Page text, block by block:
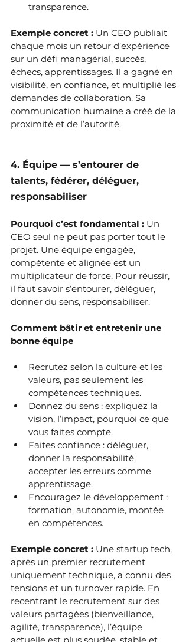
transparence.
Exemple concret : Un CEO publiait
chaque mois un retour d’expérience
sur un défi managérial, succès,
échecs, apprentissages. Il a gagné en
visibilité, en confiance, et multiplié les
demandes de collaboration. Sa
communication humaine a créé de la
proximité et de l’autorité.
4. Équipe — s’entourer de
talents, fédérer, déléguer,
responsabiliser
Pourquoi c’est fondamental : Un
CEO seul ne peut pas porter tout le
projet. Une équipe engagée,
compétente et alignée est un
multiplicateur de force. Pour réussir,
il faut savoir s’entourer, déléguer,
donner du sens, responsabiliser.
Comment bâtir et entretenir une
bonne équipe
Recrutez selon la culture et les
valeurs, pas seulement les
compétences techniques.
Donnez du sens : expliquez la
vision, l’impact, pourquoi ce que
vous faites compte.
Faites confiance : déléguer,
donner la responsabilité,
accepter les erreurs comme
apprentissage.
Encouragez le développement :
formation, autonomie, montée
en compétences.
Exemple concret : Une startup tech,
après un premier recrutement
uniquement technique, a connu des
tensions et un turnover rapide. En
recentrant le recrutement sur des
valeurs partagées (bienveillance,
agilité, transparence), l’équipe
actuelle est plus soudée, stable et